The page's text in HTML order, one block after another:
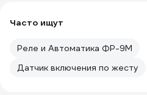
Часто ищут
Реле и Автоматика ФР-9М
Датчик включения по жесту